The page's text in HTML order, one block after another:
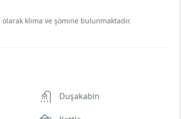
klima ve şömine bulunmaktadır.
Duşakabin